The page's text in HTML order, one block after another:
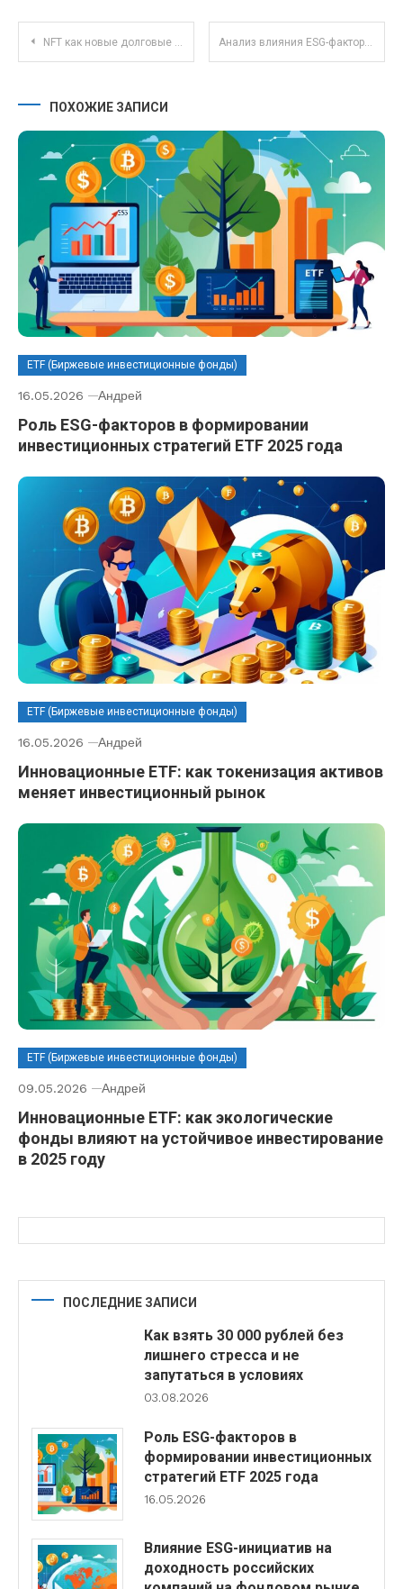
Навигация по записям
NFT как новые долговые инструменты: перспективы и риски для инвесторов Анализ влияния ESG-факторов на российские акции в условиях санкций и перемен
ПОХОЖИЕ ЗАПИСИ
ETF (Биржевые инвестиционные фонды)
16.05.2026 Андрей
Роль ESG-факторов в формировании
инвестиционных стратегий ETF 2025 года
ETF (Биржевые инвестиционные фонды)
16.05.2026 Андрей
Инновационные ETF: как токенизация активов
меняет инвестиционный рынок
ETF (Биржевые инвестиционные фонды)
09.05.2026 Андрей
Инновационные ETF: как экологические
фонды влияют на устойчивое инвестирование
в 2025 году
ПОСЛЕДНИЕ ЗАПИСИ
Как взять 30 000 рублей без
лишнего стресса и не
запутаться в условиях
03.08.2026
Роль ESG-факторов в
формировании инвестиционных
стратегий ETF 2025 года
16.05.2026
Влияние ESG-инициатив на
доходность российских